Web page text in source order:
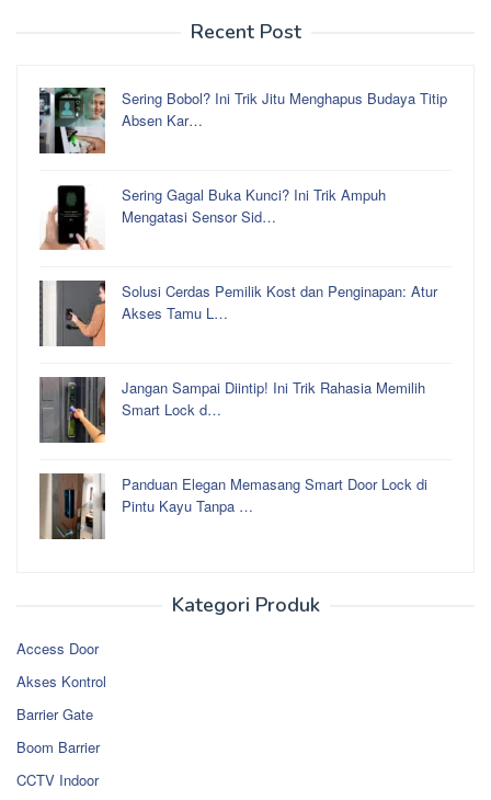
Recent Post
Sering Bobol? Ini Trik Jitu Menghapus Budaya Titip
Absen Kar…
Sering Gagal Buka Kunci? Ini Trik Ampuh
Mengatasi Sensor Sid…
Solusi Cerdas Pemilik Kost dan Penginapan: Atur
Akses Tamu L…
Jangan Sampai Diintip! Ini Trik Rahasia Memilih
Smart Lock d…
Panduan Elegan Memasang Smart Door Lock di
Pintu Kayu Tanpa …
Kategori Produk
Access Door
Akses Kontrol
Barrier Gate
Boom Barrier
CCTV Indoor